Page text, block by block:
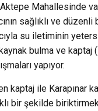
Mahallesinde
sağlıklı ve
su iletiminin
bulma ve kaptaj
yapıyor.
kaptaj ile Karapınar
bir şekilde